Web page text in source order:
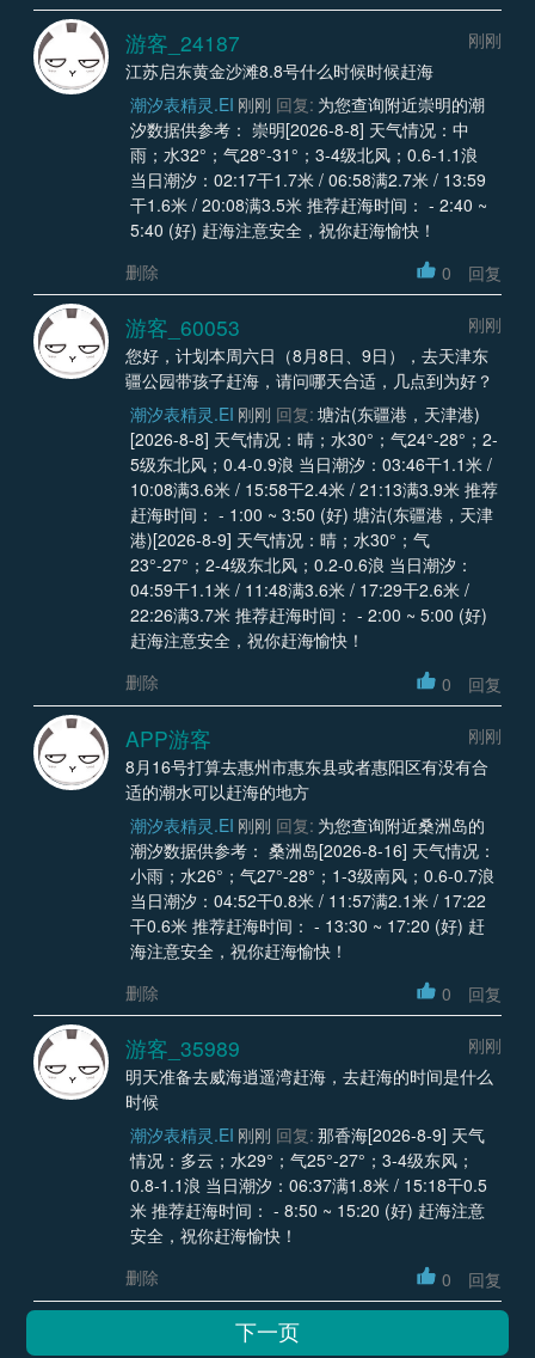
游客_24187
刚刚
江苏启东黄金沙滩8.8号什么时候时候赶海
潮汐表精灵.EI 刚刚 回复: 为您查询附近崇明的潮
汐数据供参考： 崇明[2026-8-8] 天气情况：中
雨；水32°；气28°-31°；3-4级北风；0.6-1.1浪
当日潮汐：02:17干1.7米 / 06:58满2.7米 / 13:59
干1.6米 / 20:08满3.5米 推荐赶海时间： - 2:40 ~
5:40 (好) 赶海注意安全，祝你赶海愉快！
删除
0 回复
游客_60053
刚刚
您好，计划本周六日（8月8日、9日），去天津东
疆公园带孩子赶海，请问哪天合适，几点到为好？
潮汐表精灵.EI 刚刚 回复: 塘沽(东疆港，天津港)
[2026-8-8] 天气情况：晴；水30°；气24°-28°；2-
5级东北风；0.4-0.9浪 当日潮汐：03:46干1.1米 /
10:08满3.6米 / 15:58干2.4米 / 21:13满3.9米 推荐
赶海时间： - 1:00 ~ 3:50 (好) 塘沽(东疆港，天津
港)[2026-8-9] 天气情况：晴；水30°；气
23°-27°；2-4级东北风；0.2-0.6浪 当日潮汐：
04:59干1.1米 / 11:48满3.6米 / 17:29干2.6米 /
22:26满3.7米 推荐赶海时间： - 2:00 ~ 5:00 (好)
赶海注意安全，祝你赶海愉快！
删除
0 回复
APP游客
刚刚
8月16号打算去惠州市惠东县或者惠阳区有没有合
适的潮水可以赶海的地方
潮汐表精灵.EI 刚刚 回复: 为您查询附近桑洲岛的
潮汐数据供参考： 桑洲岛[2026-8-16] 天气情况：
小雨；水26°；气27°-28°；1-3级南风；0.6-0.7浪
当日潮汐：04:52干0.8米 / 11:57满2.1米 / 17:22
干0.6米 推荐赶海时间： - 13:30 ~ 17:20 (好) 赶
海注意安全，祝你赶海愉快！
删除
0 回复
游客_35989
刚刚
明天准备去威海逍遥湾赶海，去赶海的时间是什么
时候
潮汐表精灵.EI 刚刚 回复: 那香海[2026-8-9] 天气
情况：多云；水29°；气25°-27°；3-4级东风；
0.8-1.1浪 当日潮汐：06:37满1.8米 / 15:18干0.5
米 推荐赶海时间： - 8:50 ~ 15:20 (好) 赶海注意
安全，祝你赶海愉快！
删除
0 回复